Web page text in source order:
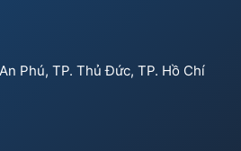
Phú, TP. Thủ Đức, TP. Hồ Chí